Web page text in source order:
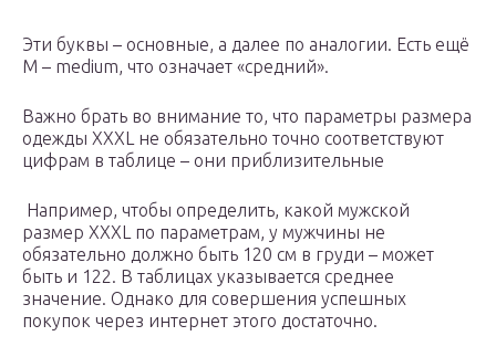
Эти буквы – основные, а далее по аналогии. Есть ещё
M – medium, что означает «средний».
Важно брать во внимание то, что параметры размера
одежды XXXL не обязательно точно соответствуют
цифрам в таблице – они приблизительные
Например, чтобы определить, какой мужской
размер XXXL по параметрам, у мужчины не
обязательно должно быть 120 см в груди – может
быть и 122. В таблицах указывается среднее
значение. Однако для совершения успешных
покупок через интернет этого достаточно.